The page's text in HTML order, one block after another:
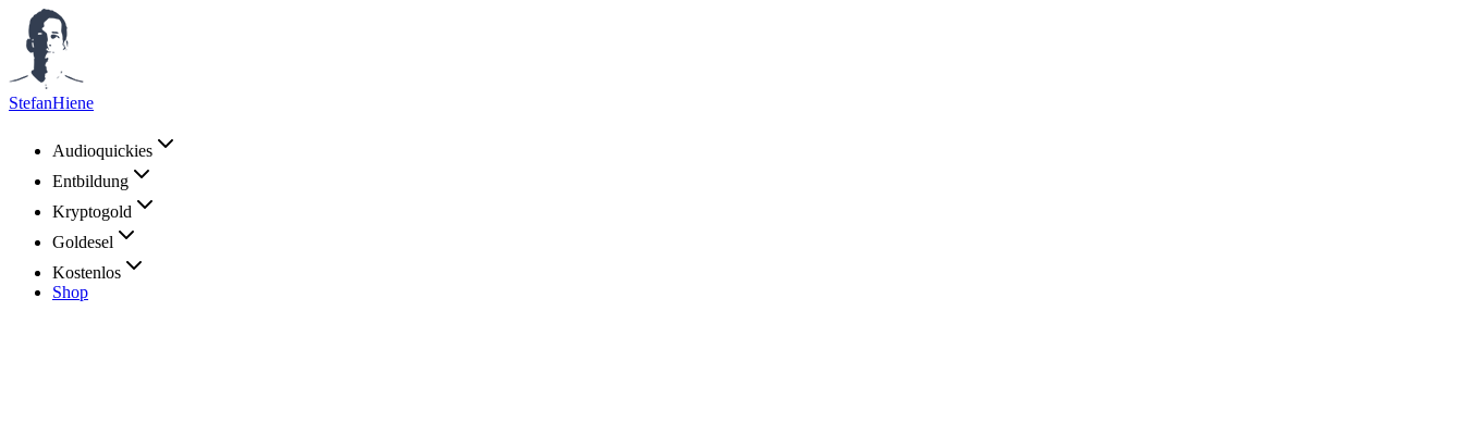
StefanHiene
Audioquickies
Entbildung
Kryptogold
Goldesel
Kostenlos
Shop